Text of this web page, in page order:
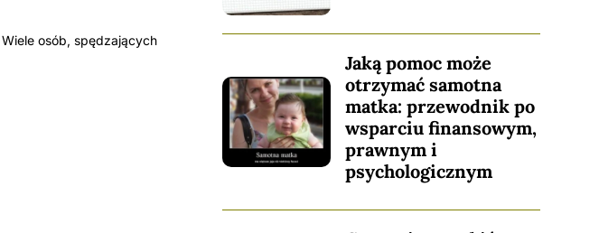
Wiele osób, spędzających
Jaką pomoc może
otrzymać samotna
matka: przewodnik po
wsparciu finansowym,
prawnym i
psychologicznym